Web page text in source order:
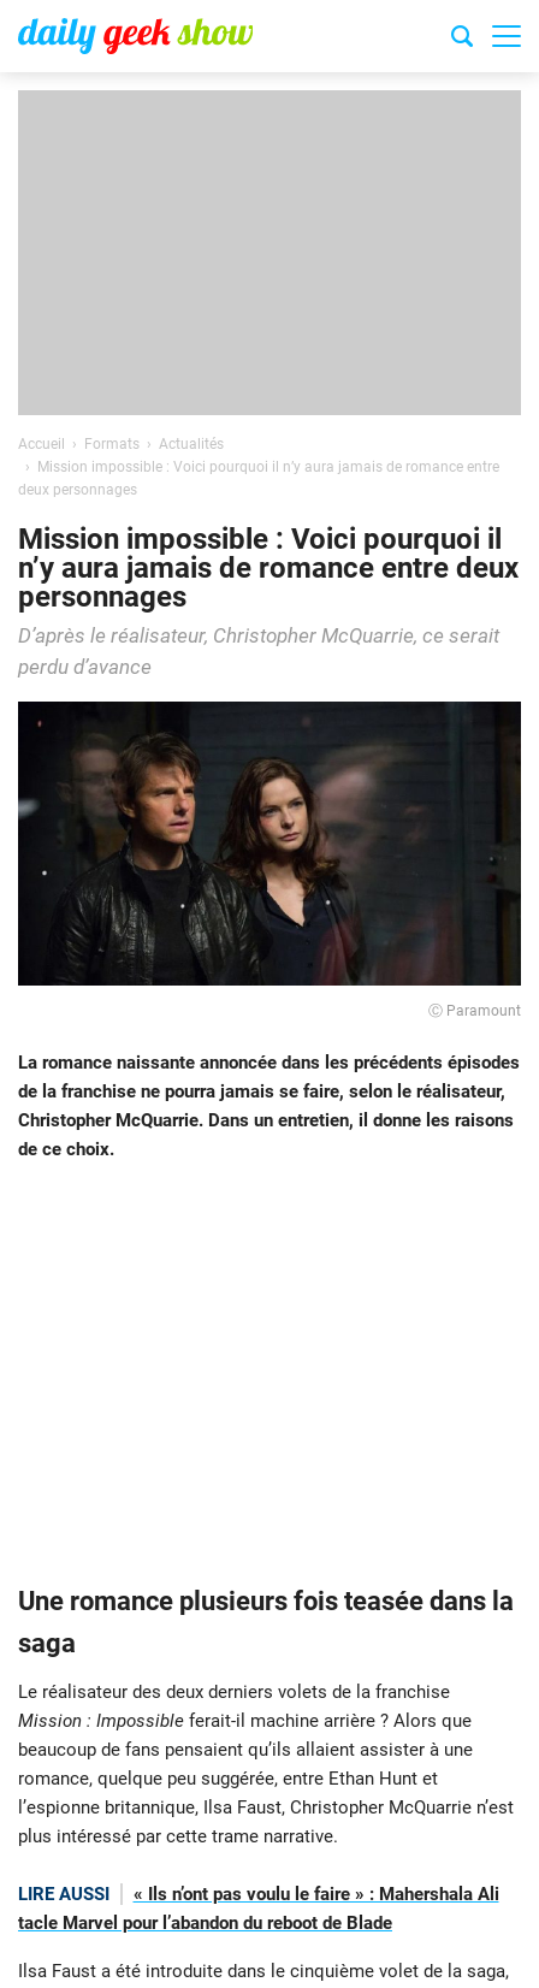
Accueil Formats
Actualités
Mission impossible : Voici pourquoi il n’y aura jamais de romance entre
deux personnages
Mission impossible : Voici pourquoi il
n’y aura jamais de romance entre deux
personnages
D’après le réalisateur, Christopher McQuarrie, ce serait
perdu d’avance
Ⓒ Paramount
La romance naissante annoncée dans les précédents épisodes
de la franchise ne pourra jamais se faire, selon le réalisateur,
Christopher McQuarrie. Dans un entretien, il donne les raisons
de ce choix.
Une romance plusieurs fois teasée dans la
saga
Le réalisateur des deux derniers volets de la franchise
Mission : Impossible ferait-il machine arrière ? Alors que
beaucoup de fans pensaient qu’ils allaient assister à une
romance, quelque peu suggérée, entre Ethan Hunt et
l’espionne britannique, Ilsa Faust, Christopher McQuarrie n’est
plus intéressé par cette trame narrative.
LIRE AUSSI
« Ils n’ont pas voulu le faire » : Mahershala Ali
tacle Marvel pour l’abandon du reboot de Blade
Ilsa Faust a été introduite dans le cinquième volet de la saga,